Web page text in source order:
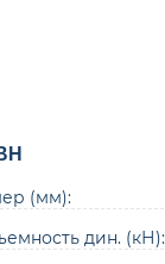
(мм):
дин. (кН):